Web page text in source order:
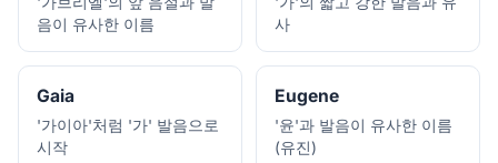
음이 유사한 이름
사
Gaia
'가이아'처럼 '가' 발음으로
시작
Eugene
'윤'과 발음이 유사한 이름
(유진)